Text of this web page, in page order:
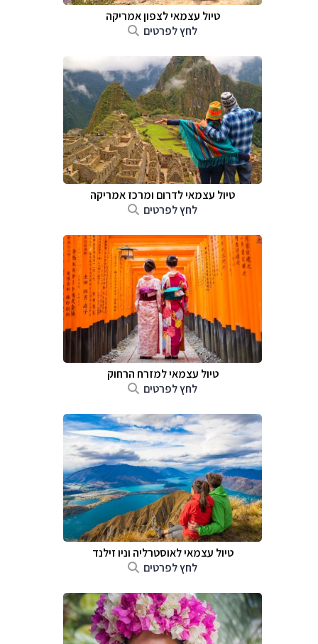
טיול עצמאי לצפון אמריקה
לחץ לפרטים
טיול עצמאי לדרום ומרכז אמריקה
לחץ לפרטים
טיול עצמאי למזרח הרחוק
לחץ לפרטים
טיול עצמאי לאוסטרליה וניו זילנד
לחץ לפרטים